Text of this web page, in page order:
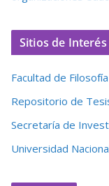
Sitios de Interés
Facultad de
Repositorio de
Secretaría de
Universidad